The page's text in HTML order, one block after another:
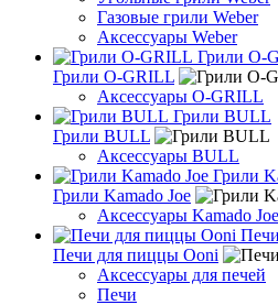
Газовые грили Weber
Аксессуары Weber
Грили O-
Грили O-GRILL
Аксессуары O-GRILL
Грили BULL
Грили BULL
Аксессуары BULL
Грили
Грили Kamado Joe
Аксессуары Kamado Joe
Печи для пиццы Ooni
Аксессуары для печей
Печи